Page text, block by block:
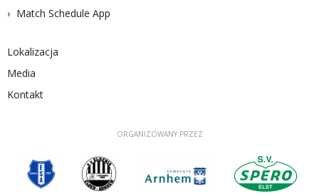
Match Schedule App
Lokalizacja
Media
Kontakt
ORGANIZOWANY PRZEZ